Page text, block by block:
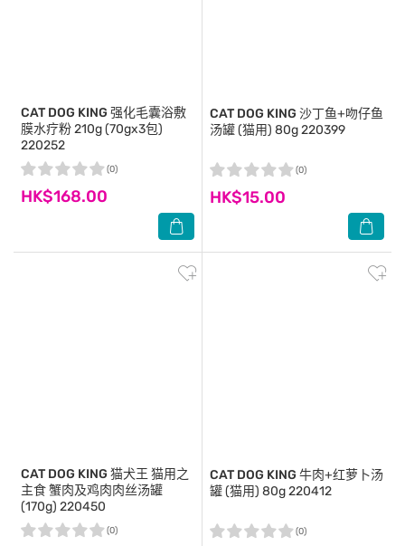
CAT DOG KING 强化毛囊浴敷
膜水疗粉 210g (70gx3包)
220252
HK$168.00
(0)
CAT DOG KING 沙丁鱼+吻仔鱼
汤罐 (猫用) 80g 220399
HK$15.00
(0)
CAT DOG KING 猫犬王 猫用之
主食 蟹肉及鸡肉肉丝汤罐
(170g) 220450
(0)
CAT DOG KING 牛肉+红萝卜汤
罐 (猫用) 80g 220412
(0)